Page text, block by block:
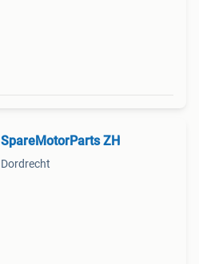
SpareMotorParts ZH
Dordrecht